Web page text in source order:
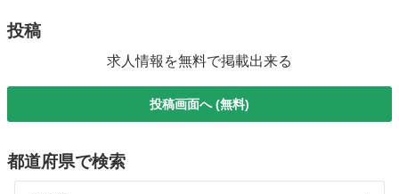
投稿
求人情報を無料で掲載出来る
投稿画面へ (無料)
都道府県で検索